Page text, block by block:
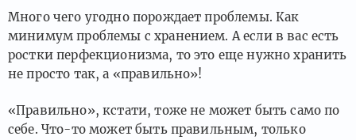
Много чего угодно порождает проблемы. Как
минимум проблемы с хранением. А если в вас есть
ростки перфекционизма, то это еще нужно хранить
не просто так, а «правильно»!
«Правильно», кстати, тоже не может быть само по
себе. Что-то может быть правильным, только